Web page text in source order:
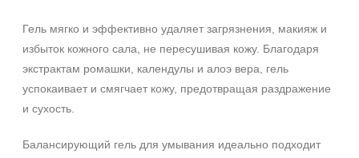
Обновление
Осветление
Показать еще
Гель мягко и эффективно удаляет загрязнения, макияж и
избыток кожного сала, не пересушивая кожу. Благодаря
экстрактам ромашки, календулы и алоэ вера, гель
успокаивает и смягчает кожу, предотвращая раздражение
и сухость.
Балансирующий гель для умывания идеально подходит